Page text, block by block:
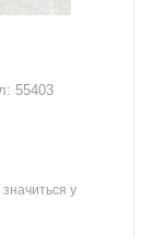
55403
у